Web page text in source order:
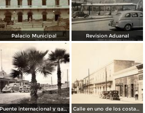
Palacio Municipal Revision Aduanal
Puente internacional y garita de revisión Calle en uno de los costados de la plaza